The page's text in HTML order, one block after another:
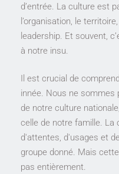
d’entrée. La culture est
l’organisation, le
leadership. Et souvent,
à notre insu.
Il est crucial de
innée. Nous ne
de notre culture
celle de notre famille. La
d'attentes, d'usages et
groupe donné. Mais
pas entièrement.